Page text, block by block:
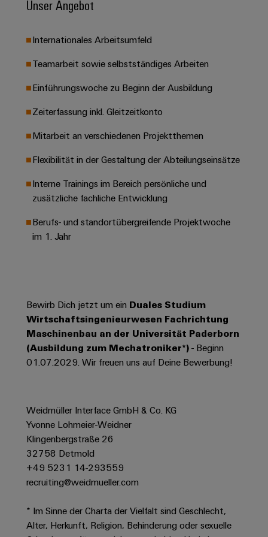
Schaltschrankbau
Moderne
digitale
für
Mobilitat
Bahnverkehr
Schiffbau
Verbindungslösungen
für
maritime
für
die
Wasser-
und
Abwasserindustrie
Schlüsseltechnologie
für
die
Energiewende
Windenergie
Effizienter
von
Leiterplattensteckverbinder
Leiterplattenklemmen
PCB
Services
Original
Equipment
(OEM)
AI
Remote
&
Cloud-
Service
Platform
Werkstatt
&
Automaten
Software
Markierer
Cabinet
Infrastructure
Assemblierungsservice
Bestückte
Klemmenleisten
Distribution
Unser Angebot
Internationales Arbeitsumfeld
Teamarbeit sowie selbstständiges Arbeiten
Einführungswoche zu Beginn der Ausbildung
Zeiterfassung inkl. Gleitzeitkonto
Mitarbeit an verschiedenen Projektthemen
Flexibilität in der Gestaltung der Abteilungseinsätze
Interne Trainings im Bereich persönliche und
zusätzliche fachliche Entwicklung
Berufs- und standortübergreifende Projektwoche
im 1. Jahr
Bewirb Dich jetzt um ein Duales Studium
Wirtschaftsingenieurwesen Fachrichtung
Maschinenbau an der Universität Paderborn
(Ausbildung zum Mechatroniker*) - Beginn
01.07.2029. Wir freuen uns auf Deine Bewerbung!
Weidmüller Interface GmbH & Co. KG
Yvonne Lohmeier-Weidner
Klingenbergstraße 26
32758 Detmold
+49 5231 14-293559
recruiting@weidmueller.com
* Im Sinne der Charta der Vielfalt sind Geschlecht,
Alter, Herkunft, Religion, Behinderung oder sexuelle